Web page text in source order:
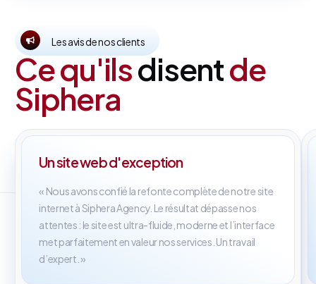
Les avis de nos clients
Ce qu'ilsdisentde
Siphera
Un site web d'exception
« Nous avons confié la refonte complète de notre site
internet à Siphera Agency. Le résultat dépasse nos
attentes : le site est ultra-fluide, moderne et l’interface
met parfaitement en valeur nos services. Un travail
d’expert. »